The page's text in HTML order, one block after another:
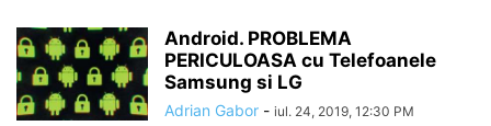
Android. PROBLEMA
PERICULOASA cu Telefoanele
Samsung si LG
Adrian Gabor - iul. 24, 2019, 12:30 PM